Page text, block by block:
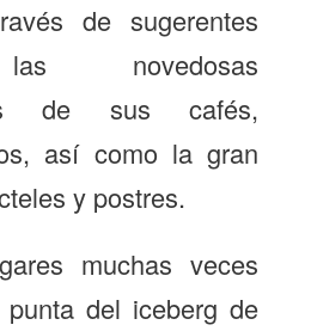
de sugerentes
novedosas
de sus cafés,
así como la gran
y postres.
muchas veces
del iceberg de